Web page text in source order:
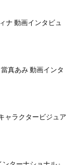
ナ 動画インタビュ
真あみ 動画インタ
ャラクタービジュア